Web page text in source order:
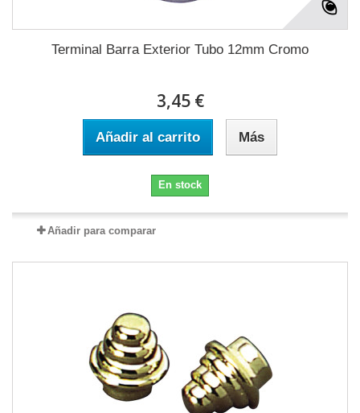
Terminal Barra Exterior Tubo 12mm Cromo
3,45 €
Añadir al carrito Más
En stock
Añadir para comparar